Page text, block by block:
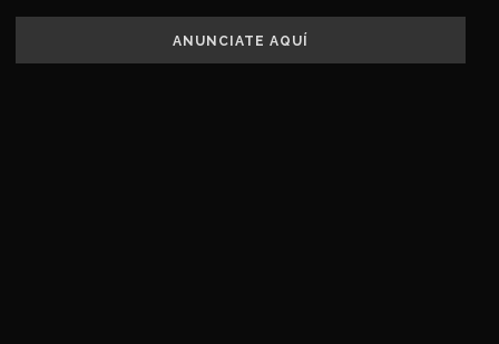
ANUNCIATE AQUÍ